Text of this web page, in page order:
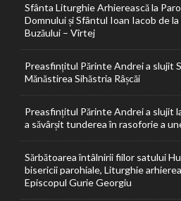
Sfânta Liturghie Arhierească la
Domnului și Sfântul Ioan Iacob de
Buzăului – Vîrtej
Preasfințitul Părinte Andrei a slujit
Mănăstirea Sihăstria Râșcăi
Preasfințitul Părinte Andrei a slujit
a săvârșit tunderea în rasoforie a
Sărbătoarea întâlnirii fiilor satului
bisericii parohiale, Liturghie
Episcopul Gurie Georgiu